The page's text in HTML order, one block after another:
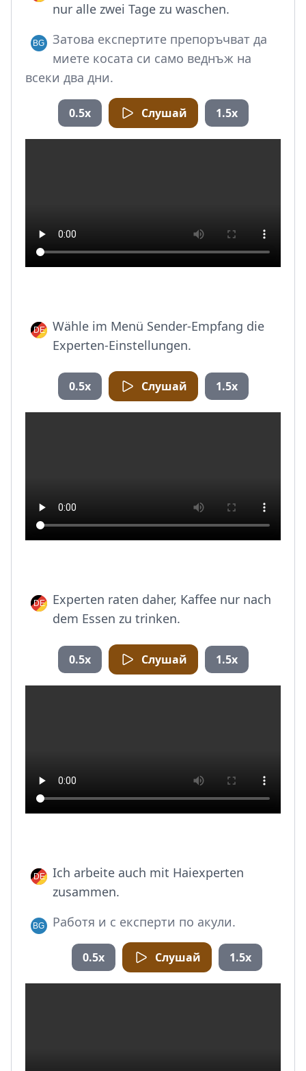
nur alle zwei Tage zu waschen.
Затова експертите препоръчват да
миете косата си само веднъж на
всеки два дни.
0.5x Слушай 1.5x
Wähle im Menü Sender-Empfang die
Experten-Einstellungen.
0.5x Слушай 1.5x
Experten raten daher, Kaffee nur nach
dem Essen zu trinken.
0.5x Слушай 1.5x
Ich arbeite auch mit Haiexperten
zusammen.
Работя и с експерти по акули.
0.5x Слушай 1.5x